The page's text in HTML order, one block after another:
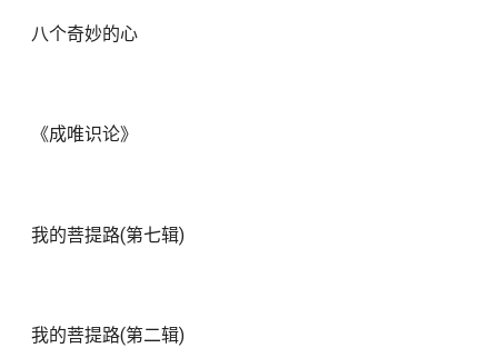
八个奇妙的心
《成唯识论》
我的菩提路(第七辑)
我的菩提路(第二辑)